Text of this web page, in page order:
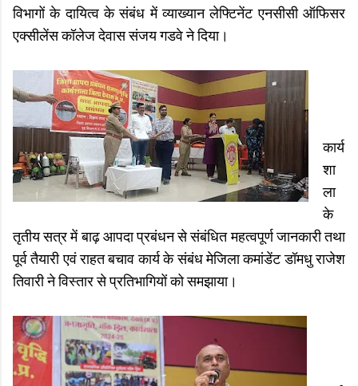
विभागों के दायित्व के संबंध में व्याख्यान लेफ्टिनेंट एनसीसी ऑफिसर
एक्सीलेंस कॉलेज देवास संजय गडवे ने दिया।
कार्य
शा
ला
के
तृतीय सत्र में बाढ़ आपदा प्रबंधन से संबंधित महत्वपूर्ण जानकारी तथा
पूर्व तैयारी एवं राहत बचाव कार्य के संबंध मेजिला कमांडेंट डॉमधु राजेश
तिवारी ने विस्तार से प्रतिभागियों को समझाया।